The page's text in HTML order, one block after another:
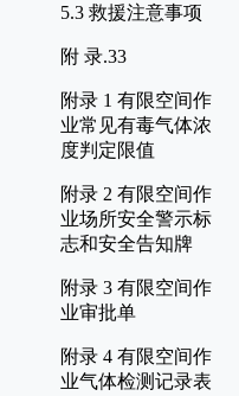
5.3 救援注意事项
附 录.33
附录 1 有限空间作
业常见有毒气体浓
度判定限值
附录 2 有限空间作
业场所安全警示标
志和安全告知牌
附录 3 有限空间作
业审批单
附录 4 有限空间作
业气体检测记录表